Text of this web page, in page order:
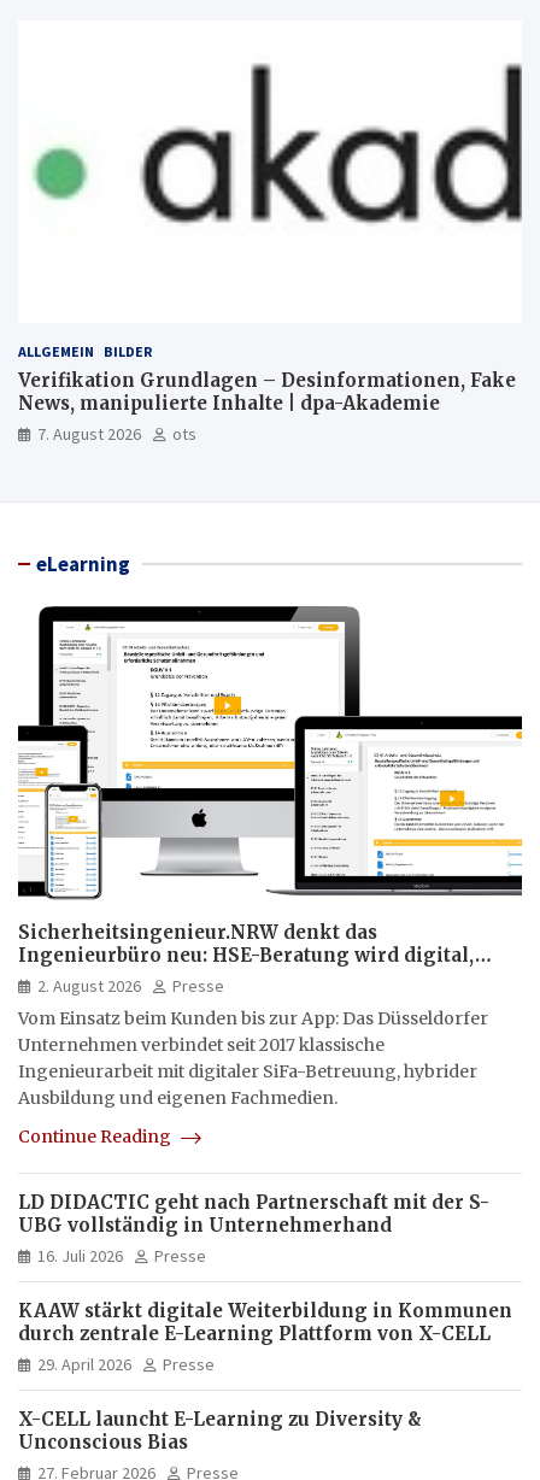
ALLGEMEIN BILDER
Verifikation Grundlagen – Desinformationen, Fake
News, manipulierte Inhalte | dpa-Akademie
7. August 2026 ots
eLearning
Sicherheitsingenieur.NRW denkt das
Ingenieurbüro neu: HSE-Beratung wird digital,
hybrid und multimedial
2. August 2026
Presse
Vom Einsatz beim Kunden bis zur App: Das Düsseldorfer
Unternehmen verbindet seit 2017 klassische
Ingenieurarbeit mit digitaler SiFa-Betreuung, hybrider
Ausbildung und eigenen Fachmedien.
Continue Reading
LD DIDACTIC geht nach Partnerschaft mit der S-
UBG vollständig in Unternehmerhand
16. Juli 2026 Presse
KAAW stärkt digitale Weiterbildung in Kommunen
durch zentrale E-Learning Plattform von X-CELL
29. April 2026 Presse
X-CELL launcht E-Learning zu Diversity &
Unconscious Bias
27. Februar 2026 Presse